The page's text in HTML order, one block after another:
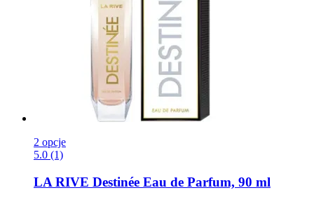
2 opcje
5.0 (1)
LA RIVE Destinée Eau de Parfum, 90 ml